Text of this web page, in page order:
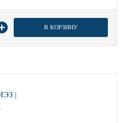
В КОРЗИНУ